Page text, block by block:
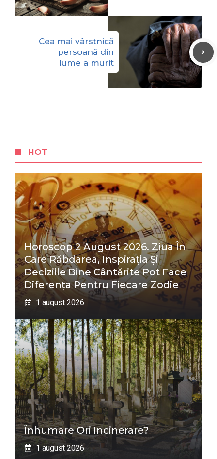
Cea mai vârstnică
persoană din
lume a murit
HOT
Horoscop 2 August 2026. Ziua În
Care Răbdarea, Inspirația Și
Deciziile Bine Cântărite Pot Face
Diferența Pentru Fiecare Zodie
1 august 2026
Înhumare Ori Incinerare?
1 august 2026